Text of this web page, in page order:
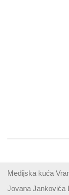
Medijska kuća
Jovana Jankovića